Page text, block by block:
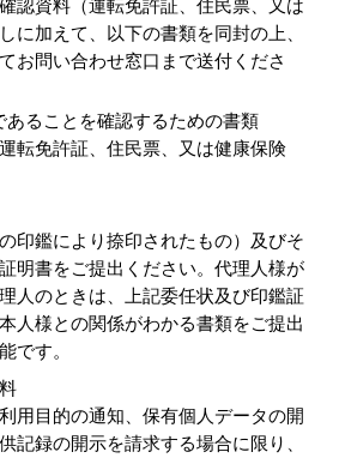
認資料（運転免許証、住民票、又は
に加えて、以下の書類を同封の上、
お問い合わせ窓口まで送付くださ
あることを確認するための書類
転免許証、住民票、又は健康保険
印鑑により捺印されたもの）及びそ
明書をご提出ください。代理人様が
人のときは、上記委任状及び印鑑証
人様との関係がわかる書類をご提出
です。
用目的の通知、保有個人データの開
記録の開示を請求する場合に限り、